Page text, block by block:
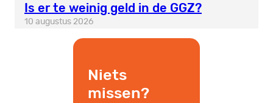
Is er te weinig geld in de GGZ?
10 augustus 2026
Niets
missen?